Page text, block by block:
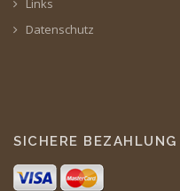
Datenschutz
SICHERE BEZAHLUNG